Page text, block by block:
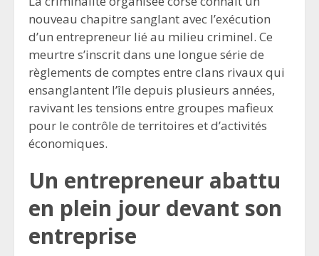
nouveau chapitre sanglant avec l’exécution
d’un entrepreneur lié au milieu criminel. Ce
meurtre s’inscrit dans une longue série de
règlements de comptes entre clans rivaux qui
ensanglantent l’île depuis plusieurs années,
ravivant les tensions entre groupes mafieux
pour le contrôle de territoires et d’activités
économiques.
Un entrepreneur abattu
en plein jour devant son
entreprise